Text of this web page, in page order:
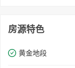
房源特色
黄金地段